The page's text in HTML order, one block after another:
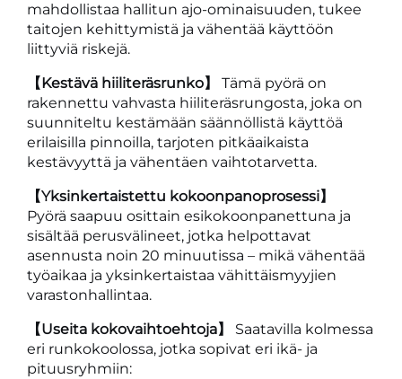
mahdollistaa hallitun ajo-ominaisuuden, tukee
taitojen kehittymistä ja vähentää käyttöön
liittyviä riskejä.
【Kestävä hiiliteräsrunko】 Tämä pyörä on
rakennettu vahvasta hiiliteräsrungosta, joka on
suunniteltu kestämään säännöllistä käyttöä
erilaisilla pinnoilla, tarjoten pitkäaikaista
kestävyyttä ja vähentäen vaihtotarvetta.
【Yksinkertaistettu kokoonpanoprosessi】
Pyörä saapuu osittain esikokoonpanettuna ja
sisältää perusvälineet, jotka helpottavat
asennusta noin 20 minuutissa – mikä vähentää
työaikaa ja yksinkertaistaa vähittäismyyjien
varastonhallintaa.
【Useita kokovaihtoehtoja】 Saatavilla kolmessa
eri runkokoolossa, jotka sopivat eri ikä- ja
pituusryhmiin: